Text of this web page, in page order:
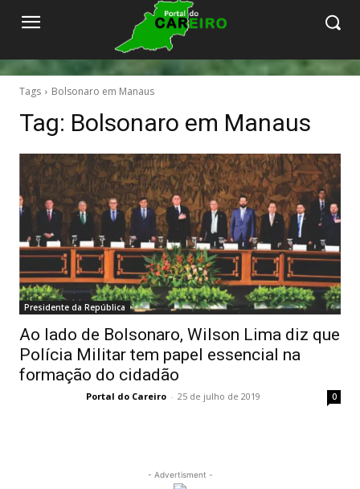
Tags Bolsonaro em Manaus
Tag: Bolsonaro em Manaus
Presidente da República
Ao lado de Bolsonaro, Wilson Lima diz que
Polícia Militar tem papel essencial na
formação do cidadão
Portal do Careiro - 25 de julho de 2019 0
- Advertisment -